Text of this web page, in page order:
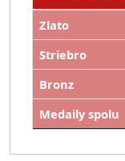
Zlato
Striebro
Bronz
Medaily spolu